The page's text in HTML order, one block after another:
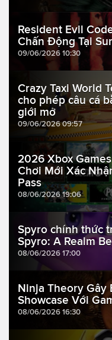
Resident Evil
Chấn Động Tại
09/06/2026 10:30
Crazy Taxi World
cho phép câu cá
giới mở
09/06/2026 09:57
2026 Xbox
Chơi Mới Xác
Pass
08/06/2026 19:06
Spyro chính thức
Spyro: A Realm
08/06/2026 17:00
Ninja Theory Gây
Showcase Với
08/06/2026 16:30